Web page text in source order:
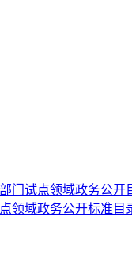
门试点领域政务公开
领域政务公开标准目